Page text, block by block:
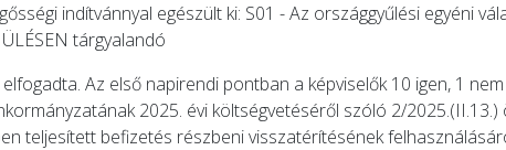
indítvánnyal egészült ki: S01 - Az országgyűlési egyéni
tárgyalandó
Az első napirendi pontban a képviselők 10 igen, 1
2025. évi költségvetéséről szóló 2/
teljesített befizetés részbeni visszatérítésének